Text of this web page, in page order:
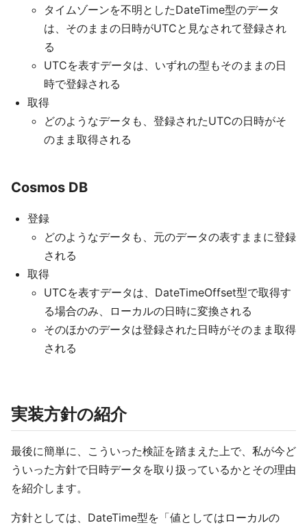
タイムゾーンを不明としたDateTime型のデータ
は、そのままの日時がUTCと見なされて登録され
る
UTCを表すデータは、いずれの型もそのままの日
時で登録される
取得
どのようなデータも、登録されたUTCの日時がそ
のまま取得される
Cosmos DB
登録
どのようなデータも、元のデータの表すままに登録
される
取得
UTCを表すデータは、DateTimeOffset型で取得す
る場合のみ、ローカルの日時に変換される
そのほかのデータは登録された日時がそのまま取得
される
実装方針の紹介
最後に簡単に、こういった検証を踏まえた上で、私が今ど
ういった方針で日時データを取り扱っているかとその理由
を紹介します。
方針としては、DateTime型を「値としてはローカルの